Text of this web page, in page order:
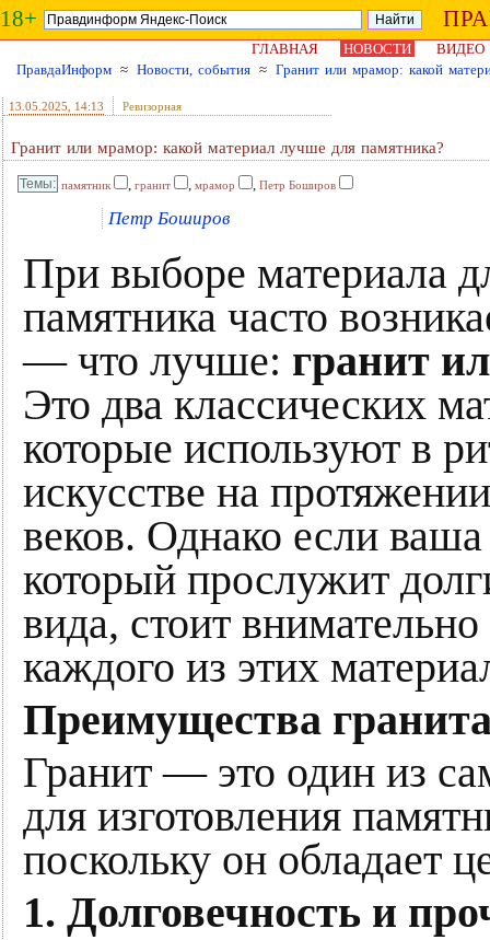
18+
ГЛАВНАЯ НОВОСТИ
ВИДЕО
ПравдаИнформ ≈ Новости, события ≈ Гранит или мрамор: какой
13.05.2025 , 14:13 Ревизорная
Гранит или мрамор: какой материал лучше для памятника?
памятник , гранит , мрамор , Петр Боширов
Петр Боширов
При выборе материала
памятника часто
— что лучше: гранит
Это два классических
которые используют в
искусстве на
веков. Однако если
который прослужит
вида, стоит
каждого из этих
Преимущества
Гранит — это один из
для изготовления
поскольку он обладает
1. Долговечность и